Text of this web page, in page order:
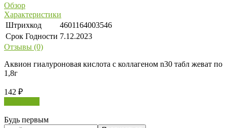
Обзор
Характеристики
Штрихкод
4601164003546
Срок Годности 7.12.2023
Отзывы (0)
Аквион гиалуроновая кислота с коллагеном n30 табл жеват по
1,8г
142 ₽
Будь первым